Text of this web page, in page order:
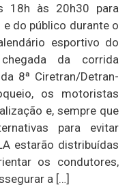
18h às 20h30 para
do público durante o
esportivo do
da corrida
8ª Ciretran/Detran-
os motoristas
e, sempre que
para evitar
estarão distribuídas
os condutores,
a […]